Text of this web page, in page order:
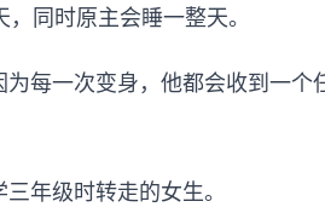
同时原主会睡一整天。
每一次变身，他都会收到一
年级时转走的女生。